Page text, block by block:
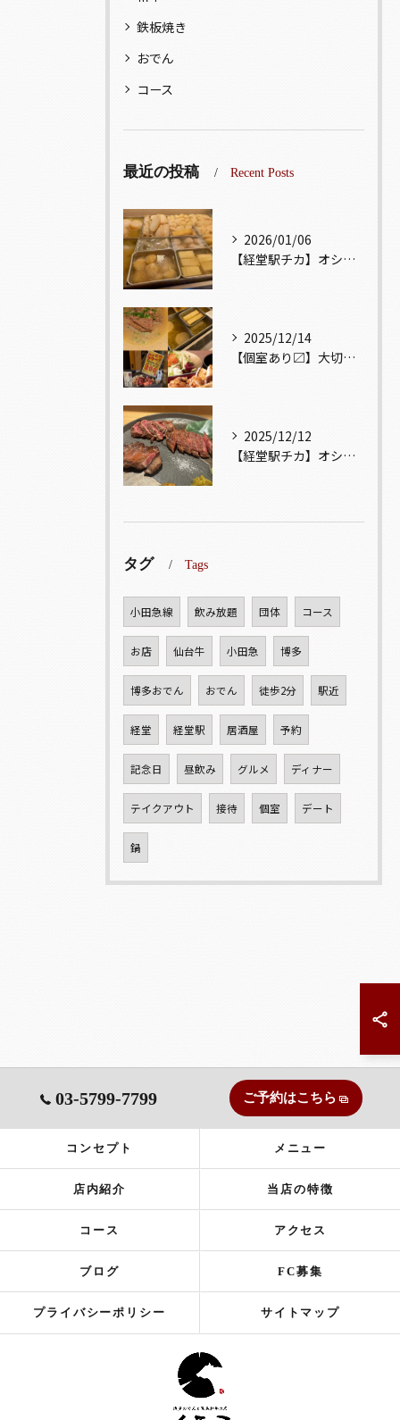
鉄板焼き
おでん
コース
最近の投稿 Recent Posts
2026/01/06
【経堂駅チカ】オシャレ居酒屋🏮出汁が美味しいおでんがオススメ...
2025/12/14
【個室あり〼】大切な記念日、お祝い事でのご来店ぜひお待ちして...
2025/12/12
【経堂駅チカ】オシャレ居酒屋🏮自慢のお肉が楽しめる🐃お得なコ...
タグ Tags
小田急線 飲み放題 団体 コース
お店 仙台牛 小田急 博多
博多おでん おでん 徒歩2分 駅近
経堂 経堂駅 居酒屋 予約
記念日 昼飲み グルメ ディナー
テイクアウト 接待 個室 デート
鍋
03-5799-7799 ご予約はこちら
コンセプト メニュー
店内紹介 当店の特徴
コース アクセス
ブログ FC募集
プライバシーポリシー サイトマップ